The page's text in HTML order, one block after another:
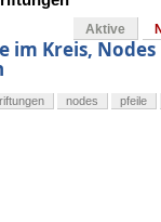
Aktive
im Kreis,
nodes pfeile